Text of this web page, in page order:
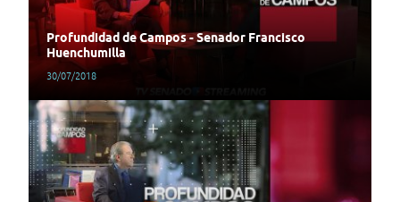
Profundidad de Campos - Senador Francisco
Huenchumilla
30/07/2018